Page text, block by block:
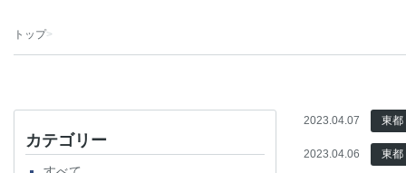
トップ
カテゴリー
2023.04.07 東都
2023.04.06 東都